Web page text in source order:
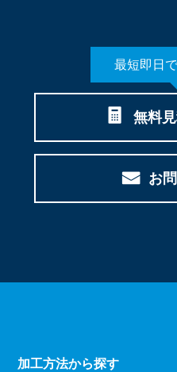
無料
最短即日
お
加工方法から探す